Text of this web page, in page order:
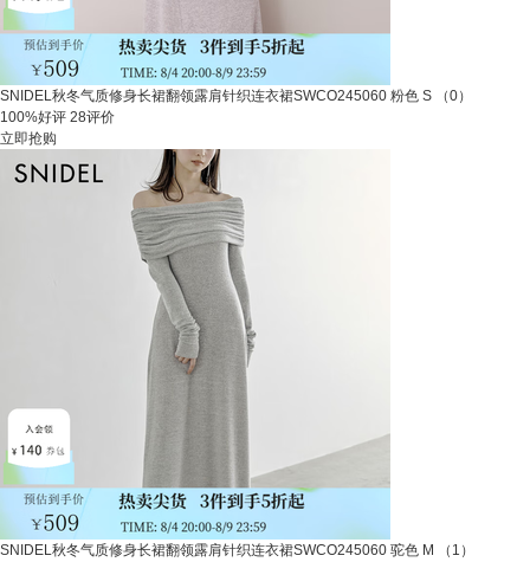
SNIDEL秋冬气质修身长裙翻领露肩针织连衣裙SWCO245060 粉色 S （0）
100%好评 28评价
立即抢购
SNIDEL秋冬气质修身长裙翻领露肩针织连衣裙SWCO245060 驼色 M （1）